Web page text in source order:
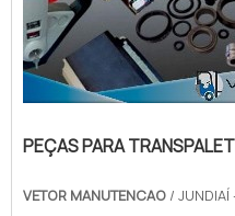
PEÇAS PARA
VETOR MANUTENCAO / JUNDIAÍ